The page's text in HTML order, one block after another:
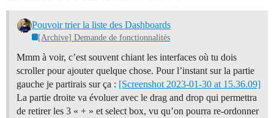
Pouvoir trier la liste des Dashboards
[Archive] Demande de fonctionnalités
Mmm à voir, c’est souvent chiant les interfaces où tu dois
scroller pour ajouter quelque chose. Pour l’instant sur la partie
gauche je partirais sur ça : [Screenshot 2023-01-30 at 15.36.09]
La partie droite va évoluer avec le drag and drop qui permettra
de retirer les 3 « + » et select box, vu qu’on pourra re-ordonner